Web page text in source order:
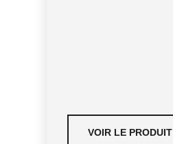
VOIR LE PRODUIT